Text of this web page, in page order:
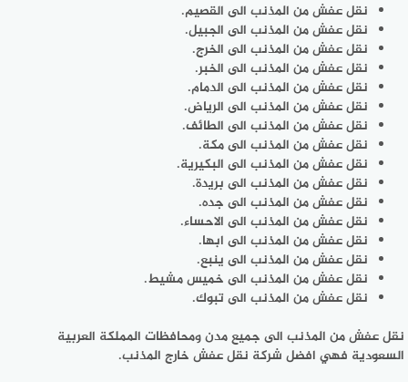
نقل عفش من المذنب الى القصيم.
نقل عفش من المذنب الى الجبيل.
نقل عفش من المذنب الى الخرج.
نقل عفش من المذنب الى الخبر.
نقل عفش من المذنب الى الدمام.
نقل عفش من المذنب الى الرياض.
نقل عفش من المذنب الى الطائف.
نقل عفش من المذنب الى مكة.
نقل عفش من المذنب الى البكيرية.
نقل عفش من المذنب الى بريدة.
نقل عفش من المذنب الى جده.
نقل عفش من المذنب الى الاحساء.
نقل عفش من المذنب الى ابها.
نقل عفش من المذنب الى ينبع.
نقل عفش من المذنب الى خميس مشيط.
نقل عفش من المذنب الى تبوك.
نقل عفش من المذنب الى جميع مدن ومحافظات المملكة العربية
السعودية فهي افضل شركة نقل عفش خارج المذنب.